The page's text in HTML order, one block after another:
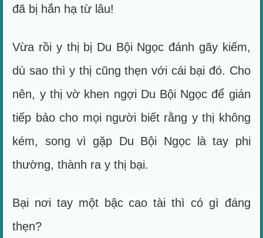
đã bị hắn hạ từ lâu!
Vừa rồi y thị bị Du Bội Ngọc đánh gãy kiếm,
dù sao thì y thị cũng thẹn với cái bại đó. Cho
nên, y thị vờ khen ngợi Du Bội Ngọc để gián
tiếp bảo cho mọi người biết rằng y thị không
kém, song vì gặp Du Bội Ngọc là tay phi
thường, thành ra y thị bại.
Bại nơi tay một bậc cao tài thì có gì đáng
thẹn?